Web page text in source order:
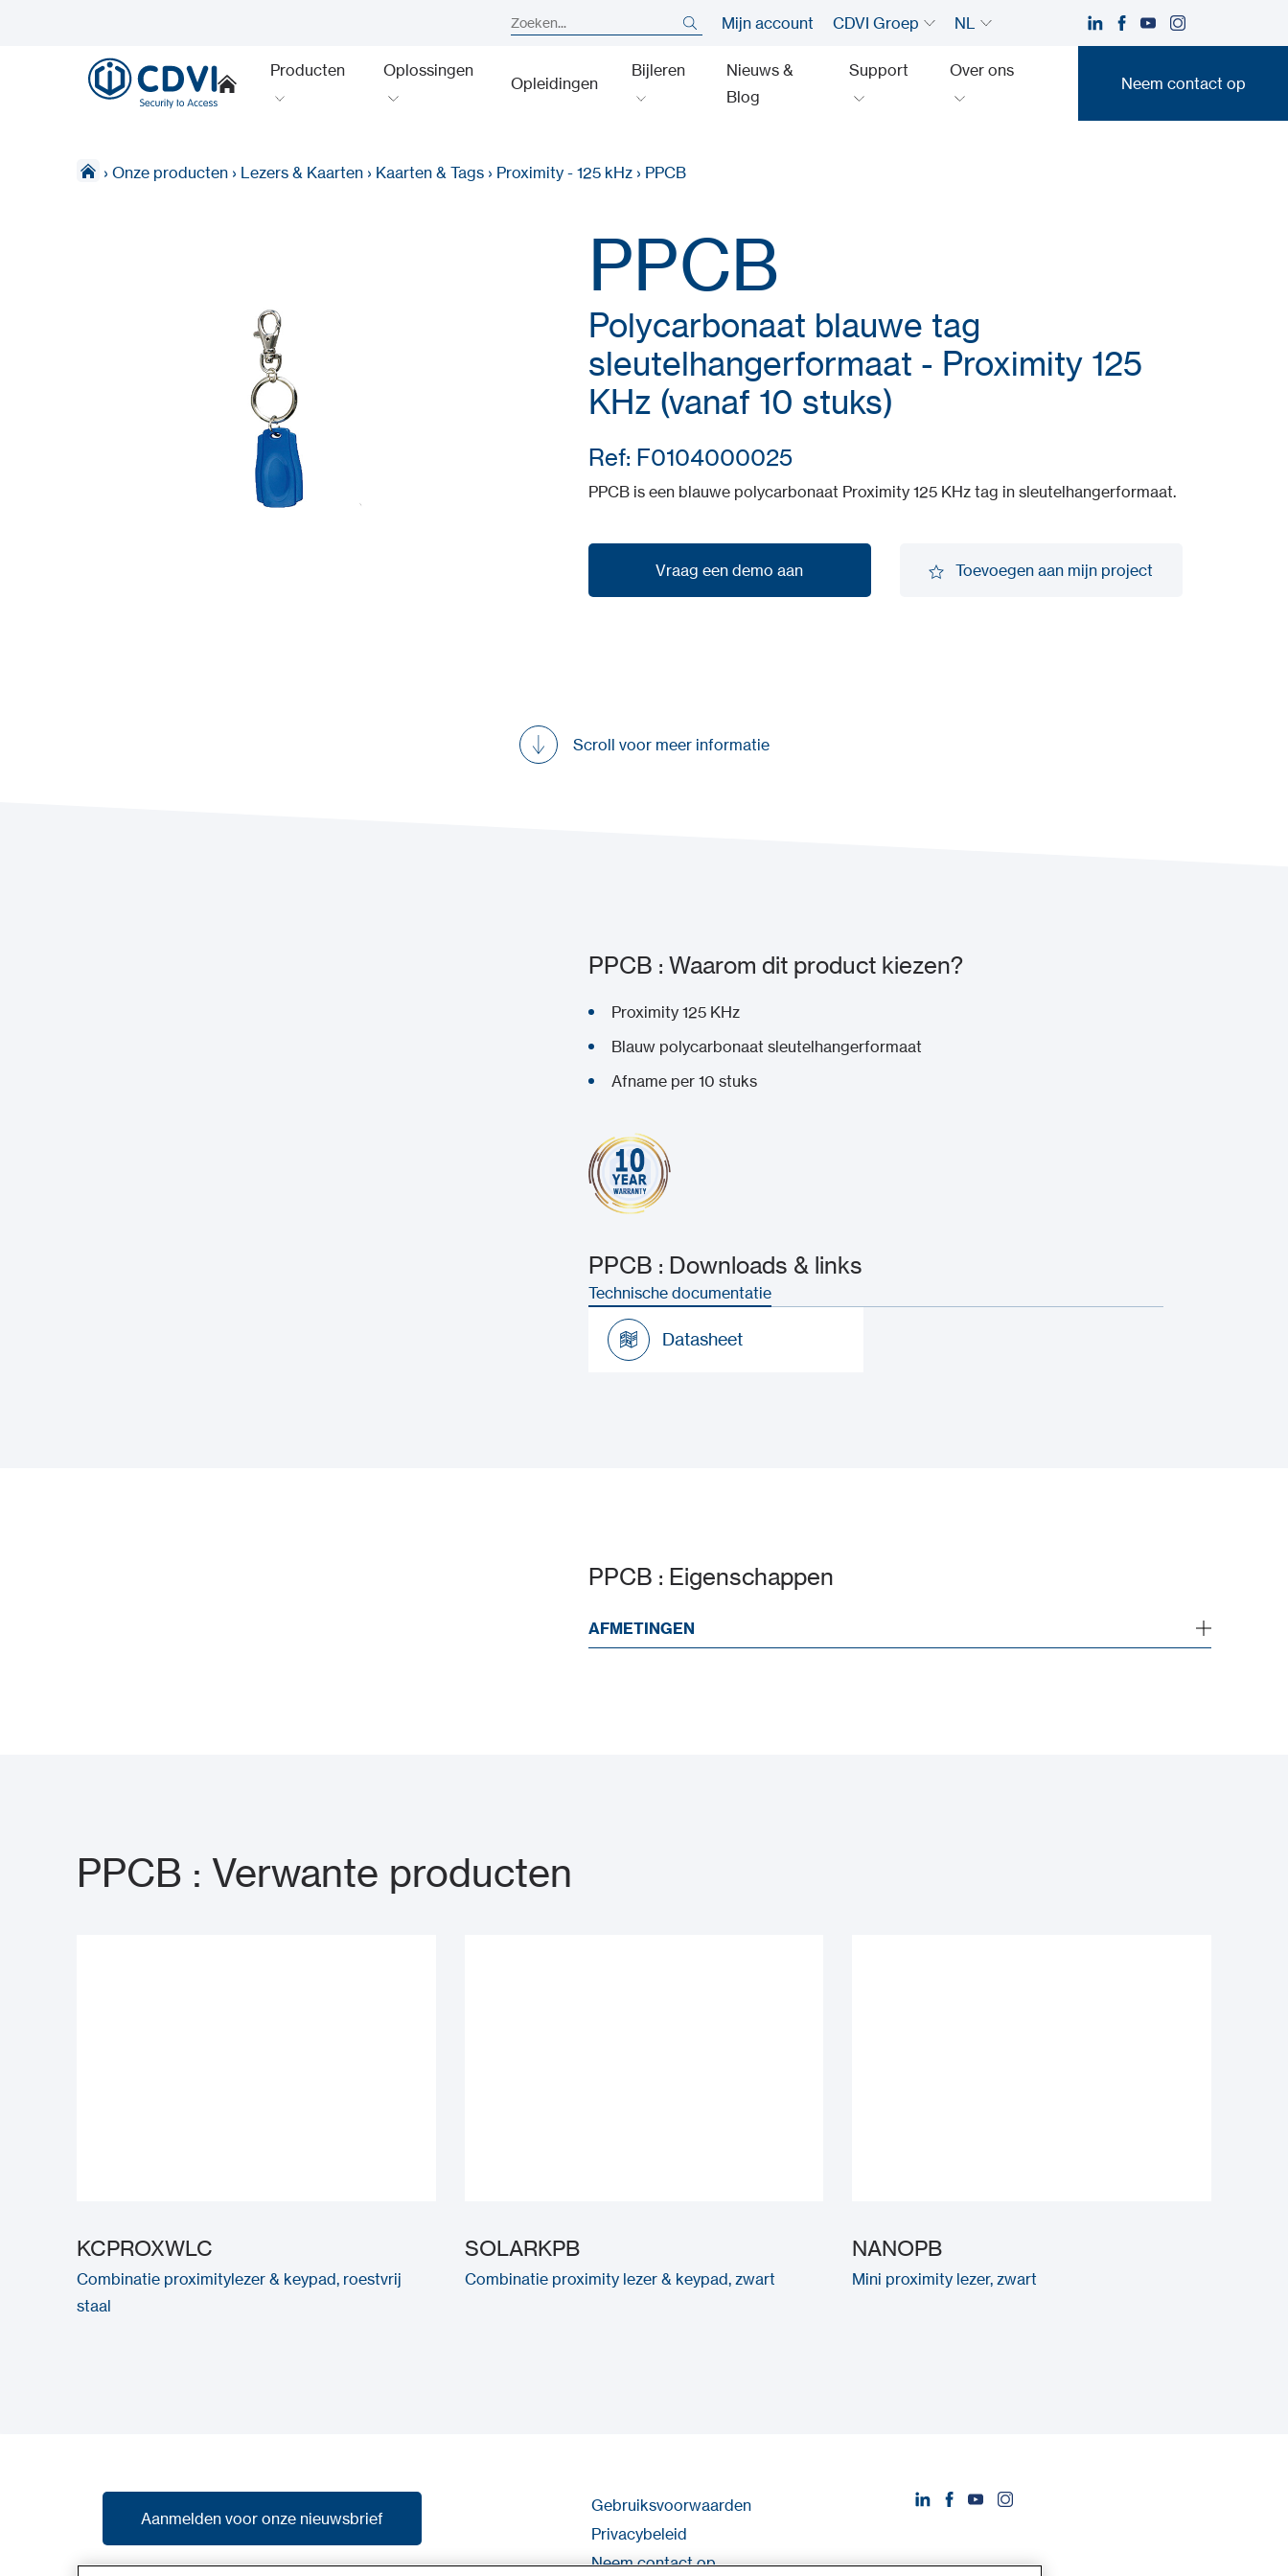
Mijn account CDVI Groep NL
Producten Oplossingen
Opleidingen
Bijleren
Nieuws &
Blog
Support Over ons
Neem contact op
› Onze producten › Lezers & Kaarten › Kaarten & Tags › Proximity - 125 kHz › PPCB
PPCB
Polycarbonaat blauwe tag
sleutelhangerformaat - Proximity 125
KHz (vanaf 10 stuks)
Ref: F0104000025
PPCB is een blauwe polycarbonaat Proximity 125 KHz tag in sleutelhangerformaat.
Vraag een demo aan Toevoegen aan mijn project
Scroll voor meer informatie
PPCB : Waarom dit product kiezen?
Proximity 125 KHz
Blauw polycarbonaat sleutelhangerformaat
Afname per 10 stuks
PPCB : Downloads & links
Technische documentatie
Datasheet
PPCB : Eigenschappen
AFMETINGEN
PPCB : Verwante producten
KCPROXWLC
Combinatie proximitylezer & keypad, roestvrij
staal
SOLARKPB
Combinatie proximity lezer & keypad, zwart
NANOPB
Mini proximity lezer, zwart
Aanmelden voor onze nieuwsbrief
Aanmelden voor onze nieuwsbrief
Gebruiksvoorwaarden
Privacybeleid
Neem contact op